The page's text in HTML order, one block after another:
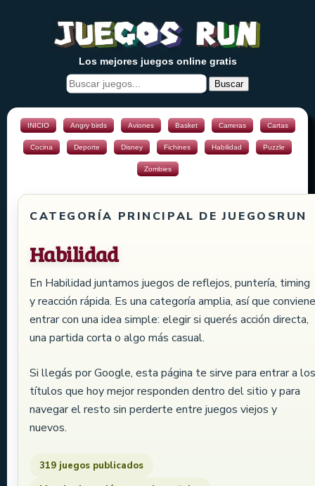
Los mejores juegos online gratis
Buscar
INICIO Angry birds Aviones Basket Carreras Cartas
Cocina Deporte Disney Fichines Habilidad Puzzle
Zombies
CATEGORÍA PRINCIPAL DE JUEGOSRUN
Habilidad
En Habilidad juntamos juegos de reflejos, puntería, timing
y reacción rápida. Es una categoría amplia, así que conviene
entrar con una idea simple: elegir si querés acción directa,
una partida corta o algo más casual.
Si llegás por Google, esta página te sirve para entrar a los
títulos que hoy mejor responden dentro del sitio y para
navegar el resto sin perderte entre juegos viejos y
nuevos.
319 juegos publicados